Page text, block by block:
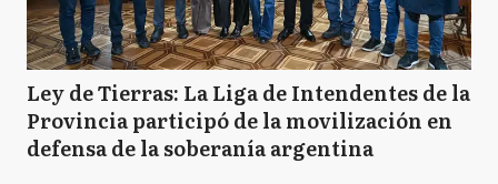
Ley de Tierras: La Liga de Intendentes de la
Provincia participó de la movilización en
defensa de la soberanía argentina